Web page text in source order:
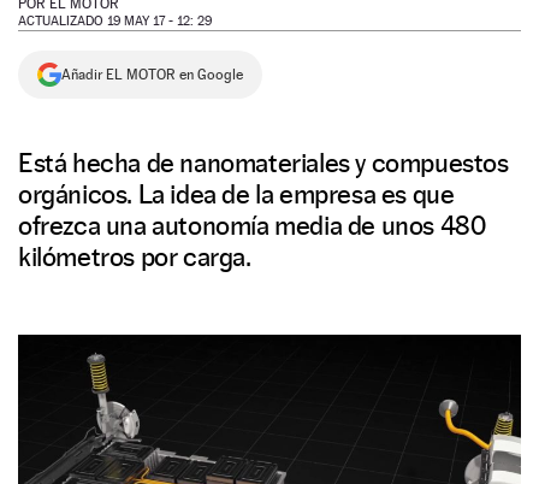
NEWSLETTER
POR EL MOTOR
ACTUALIZADO 19 MAY 17 - 12: 29
Añadir EL MOTOR en Google
Está hecha de nanomateriales y compuestos
orgánicos. La idea de la empresa es que
ofrezca una autonomía media de unos 480
kilómetros por carga.